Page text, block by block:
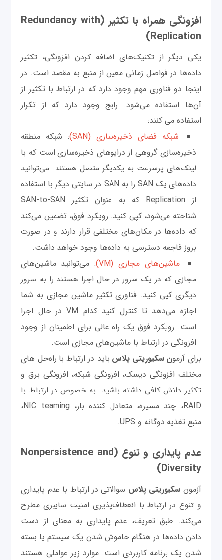
افزونگی همراه با تکثیر (Redundancy with
Replication)
یکی دیگر از تکنیک‌های اضافه کردن افزونگی، تکثیر
داده‌ها در فواصل زمانی معین از منبع به مقصد است. در
اینجا دو فناوری مهم وجود دارد که در ارتباط با تکثیر از
آن‌ها استفاده می‌شود. رایج وجود دارد که از تکرار
استفاده می کنند:
شبکه فضای ذخیره‌سازی (SAN)
: شبکه منطقه
ذخیره‌سازی گروهی از درایوهای ذخیره‌سازی است که با
لینک‌های پرسرعت به یکدیگر متصل هستند. می‌توانید
داده‌های یک SAN را به SAN در سایتی دیگر با استفاده
از Replication که به عنوان تکثیر SAN-to-SAN
شناخته می‌شود، کپی کنید. رویکرد فوق، تضمین می‌کند
که داده‌ها در مکان‌های مختلفی قرار دارند و در صورت
بروز فاجعه دسترسی به داده‌ها وجود خواهد داشت.
ماشین‌های مجازی (VM)
: می‌توانید ماشین‌های
مجازی که در یک سرور در حال اجرا هستند را به سرور
دیگری کپی کنید. فناوری تکثیر ماشین مجازی به شما
اجازه می‌دهد تا کنترل کنید کدام VM در حال اجرا
است. رویکرد فوق یک راه عالی برای اطمینان از وجود
افزونگی در ارتباط با ماشین‌های مجازی است.
برای آزمون سکیوریتی پلاس باید در ارتباط با راه‌حل های
مختلف افزونگی دیسک، افزونگی شبکه، افزونگی برق و
تکثیر دانش کافی داشته باشید. به خصوص در ارتباط با
RAID، چند مسیره، متعادل کننده بار، NIC teaming،
منبع تغذیه دوگانه و UPS.
عدم پایداری و تنوع (Nonpersistence and
Diversity)
آزمون سکیوریتی پلاس سوالاتی در ارتباط با عدم پایداری
و تنوع در ارتباط با انعطاف‌پذیری امنیت سایبری مطرح
می‌کند. طبق تعریف، عدم پایداری به معنای از دست
دادن داده‌ها در هنگام خاموش شدن یک سیستم یا بسته
شدن یک برنامه کاربردی است. موارد زیر عواملی هستند